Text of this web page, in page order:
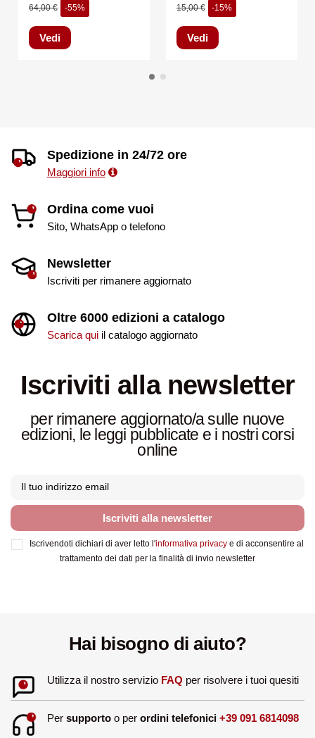
64,00 € -55%
Vedi
15,00 € -15%
Vedi
Spedizione in 24/72 ore
Maggiori info
Ordina come vuoi
Sito, WhatsApp o telefono
Newsletter
Iscriviti per rimanere aggiornato
Oltre 6000 edizioni a catalogo
Scarica quiil catalogo aggiornato
Iscriviti alla newsletter
per rimanere aggiornato/a sulle nuove
edizioni, le leggi pubblicate e i nostri corsi
online
Iscriviti alla newsletter
Iscrivendoti dichiari di aver letto l'informativa privacy e di acconsentire al
trattamento dei dati per la finalità di invio newsletter
Hai bisogno di aiuto?
Utilizza il nostro servizio FAQ per risolvere i tuoi quesiti
Per supportoo per ordini telefonici +39 091 6814098